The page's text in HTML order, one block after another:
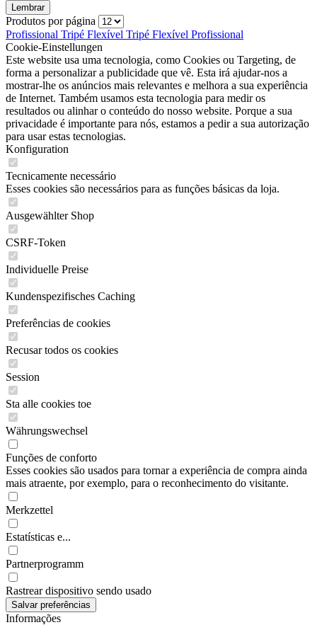
Lembrar
Produtos por página
Profissional Tripé Flexível Tripé Flexível Profissional
Cookie-Einstellungen
Este website usa uma tecnologia, como Cookies ou Targeting, de
forma a personalizar a publicidade que vê. Esta irá ajudar-nos a
mostrar-lhe os anúncios mais relevantes e melhora a sua experiência
de Internet. Também usamos esta tecnologia para medir os
resultados ou alinhar o conteúdo do nosso website. Porque a sua
privacidade é importante para nós, estamos a pedir a sua autorização
para usar estas tecnologias.
Konfiguration
Tecnicamente necessário
Esses cookies são necessários para as funções básicas da loja.
Ausgewählter Shop
CSRF-Token
Individuelle Preise
Kundenspezifisches Caching
Preferências de cookies
Recusar todos os cookies
Session
Sta alle cookies toe
Währungswechsel
Funções de conforto
Esses cookies são usados para tornar a experiência de compra ainda
mais atraente, por exemplo, para o reconhecimento do visitante.
Merkzettel
Estatísticas e...
Partnerprogramm
Rastrear dispositivo sendo usado
Informações